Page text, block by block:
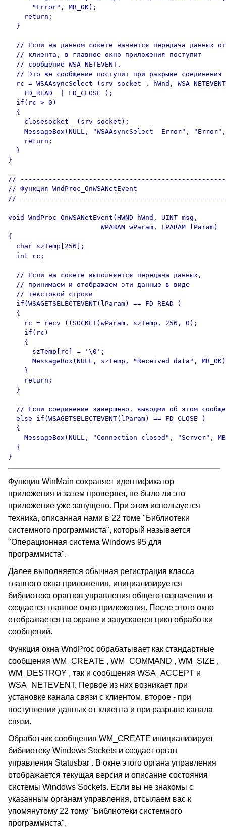
Функция WinMain сохраняет идентификатор
приложения и затем проверяет, не было ли это
приложение уже запущено. При этом используется
техника, описанная нами в 22 томе "Библиотеки
системного программиста", который называется
"Операционная система Windows 95 для
программиста".
Далее выполняется обычная регистрация класса
главного окна приложения, инициализируется
библиотека орагнов управления общего назначения и
создается главное окно приложения. После этого окно
отображается на экране и запускается цикл обработки
сообщений.
Функция окна WndProc обрабатывает как стандартные
сообщения WM_CREATE , WM_COMMAND , WM_SIZE ,
WM_DESTROY , так и сообщения WSA_ACCEPT и
WSA_NETEVENT. Первое из них возникает при
установке канала связи с клиентом, второе - при
поступлении данных от клиента и при разрыве канала
связи.
Обработчик сообщения WM_CREATE инициализирует
библиотеку Windows Sockets и создает орган
управления Statusbar . В окне этого органа управления
отображается текущая версия и описание состояния
системы Windows Sockets. Если вы не знакомы с
указанным органам управления, отсылаем вас к
упомянутому 22 тому "Библиотеки системного
программиста".